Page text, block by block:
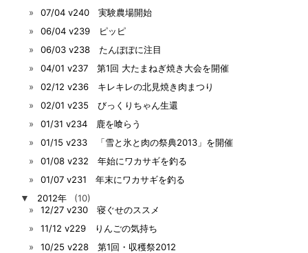
07/04 v240 実験農場開始
06/04 v239 ピッピ
06/03 v238 たんぽぽに注目
04/01 v237 第1回 大たまねぎ焼き大会を開催
02/12 v236 キレキレの北見焼き肉まつり
02/01 v235 びっくりちゃん生還
01/31 v234 鹿を喰らう
01/15 v233 「雪と氷と肉の祭典2013」を開催
01/08 v232 年始にワカサギを釣る
01/07 v231 年末にワカサギを釣る
▼
2012年
(10)
12/27 v230 寝ぐせのススメ
11/12 v229 りんごの気持ち
10/25 v228 第1回・収穫祭2012